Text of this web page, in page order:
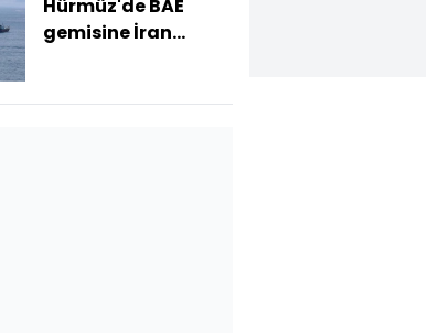
Hürmüz'de BAE
gemisine İran